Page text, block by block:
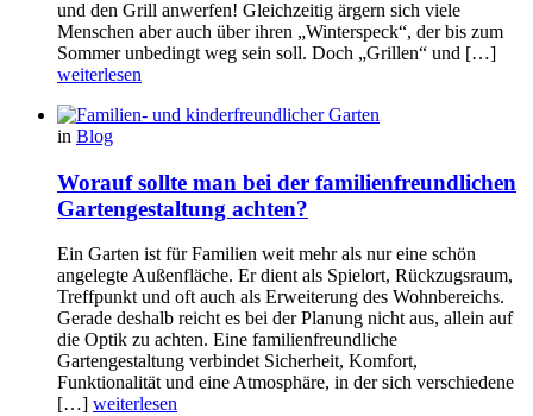
und den Grill anwerfen! Gleichzeitig ärgern sich viele
Menschen aber auch über ihren „Winterspeck“, der bis zum
Sommer unbedingt weg sein soll. Doch „Grillen“ und […]
weiterlesen
in Blog
Worauf sollte man bei der familienfreundlichen
Gartengestaltung achten?
Ein Garten ist für Familien weit mehr als nur eine schön
angelegte Außenfläche. Er dient als Spielort, Rückzugsraum,
Treffpunkt und oft auch als Erweiterung des Wohnbereichs.
Gerade deshalb reicht es bei der Planung nicht aus, allein auf
die Optik zu achten. Eine familienfreundliche
Gartengestaltung verbindet Sicherheit, Komfort,
Funktionalität und eine Atmosphäre, in der sich verschiedene
[…] weiterlesen